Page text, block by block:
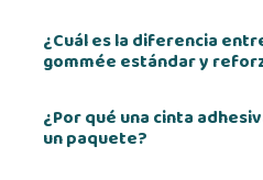
¿Cuál es la diferencia
gommée estándar y
¿Por qué una cinta
un paquete?